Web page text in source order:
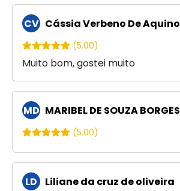
CV Cássia Verbeno De Aquino
(5.00)
Muito bom, gostei muito
MD MARIBEL DE SOUZA BORGES
(5.00)
LD Liliane da cruz de oliveira